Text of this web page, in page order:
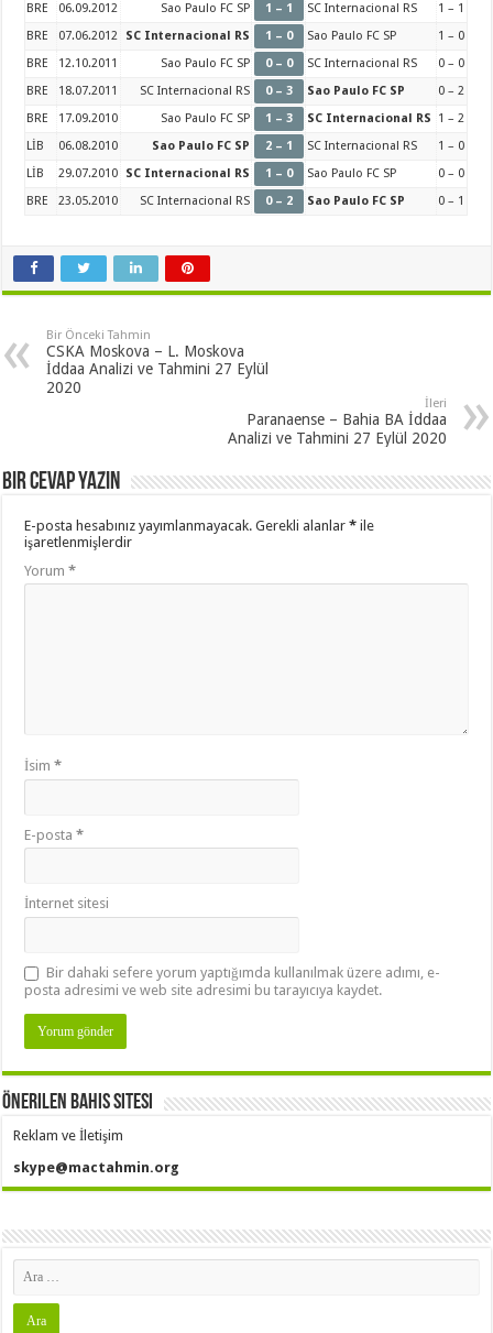
BRE
06.09.2012 Sao Paulo FC SP 1 – 1 SC Internacional RS
1 – 1
BRE
07.06.2012 SC Internacional RS 1 – 0 Sao Paulo FC SP
1 – 0
BRE
12.10.2011 Sao Paulo FC SP 0 – 0 SC Internacional RS
0 – 0
BRE
18.07.2011 SC Internacional RS 0 – 3 Sao Paulo FC SP
0 – 2
BRE
17.09.2010 Sao Paulo FC SP 1 – 3 SC Internacional RS
1 – 2
LİB
06.08.2010 Sao Paulo FC SP 2 – 1 SC Internacional RS
1 – 0
LİB
29.07.2010 SC Internacional RS 1 – 0 Sao Paulo FC SP
0 – 0
BRE
23.05.2010 SC Internacional RS 0 – 2 Sao Paulo FC SP 0 – 1
Bir Önceki Tahmin
CSKA Moskova – L. Moskova
İddaa Analizi ve Tahmini 27 Eylül
2020
İleri
Paranaense – Bahia BA İddaa
Analizi ve Tahmini 27 Eylül 2020
Bir cevap yazın
E-posta hesabınız yayımlanmayacak. Gerekli alanlar* ile
işaretlenmişlerdir
Yorum*
İsim*
E-posta*
İnternet sitesi
Bir dahaki sefere yorum yaptığımda kullanılmak üzere adımı, e-
posta adresimi ve web site adresimi bu tarayıcıya kaydet.
Önerilen Bahis Sitesi
Reklam ve İletişim
skype@mactahmin.org